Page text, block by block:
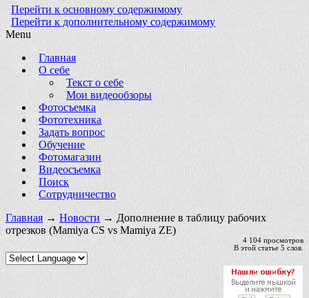
Перейти к основному содержимому
Перейти к дополнительному содержимому
Menu
Главная
О себе
Текст о себе
Мои видеообзоры
Фотосъемка
Фототехника
Задать вопрос
Обучение
Фотомагазин
Видеосъемка
Поиск
Сотрудничество
Главная → Новости → Дополнение в таблицу рабочих
отрезков (Mamiya CS vs Mamiya ZE)
4 104 просмотров
В этой статье 5 слов.